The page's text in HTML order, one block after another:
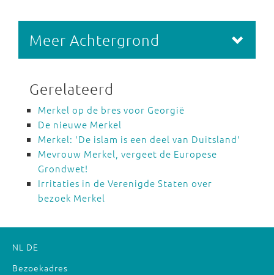
Meer Achtergrond
Gerelateerd
Merkel op de bres voor Georgië
De nieuwe Merkel
Merkel: 'De islam is een deel van Duitsland'
Mevrouw Merkel, vergeet de Europese
Grondwet!
Irritaties in de Verenigde Staten over
bezoek Merkel
NL DE
Bezoekadres